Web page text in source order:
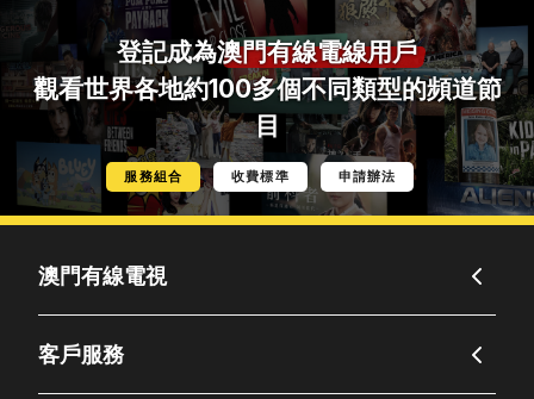
登記成為澳門有線電線用戶
觀看世界各地約100多個不同類型的頻道節
目
服務組合 收費標準 申請辦法
澳門有線電視
客戶服務